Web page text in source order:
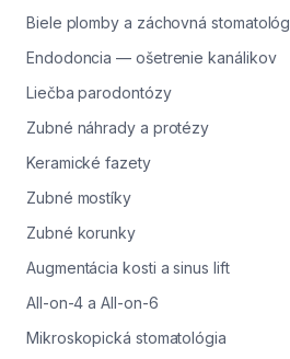
Biele plomby a záchovná
Endodoncia — ošetrenie kanálikov
Liečba parodontózy
Zubné náhrady a protézy
Keramické fazety
Zubné mostíky
Zubné korunky
Augmentácia kosti a sinus lift
All-on-4 a All-on-6
Mikroskopická stomatológia